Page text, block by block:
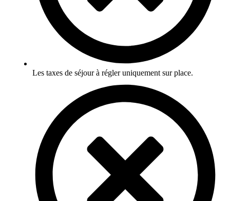
Les taxes de séjour à régler uniquement sur place.